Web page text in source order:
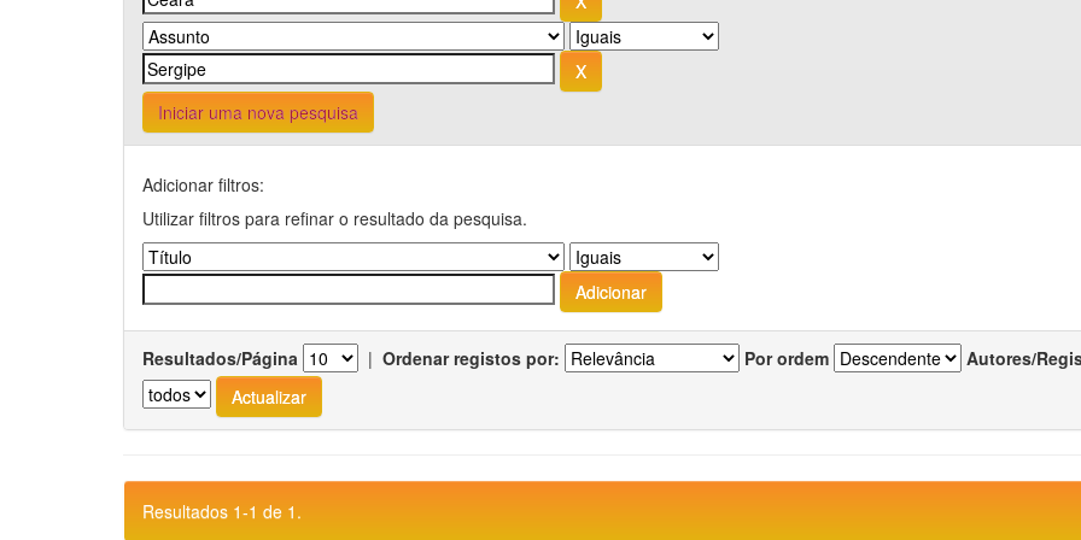
Iniciar uma nova pesquisa
Adicionar filtros:
Utilizar filtros para refinar o resultado da pesquisa.
Resultados/Página | Ordenar registos por: Por ordem Autores/
Resultados 1-1 de 1.